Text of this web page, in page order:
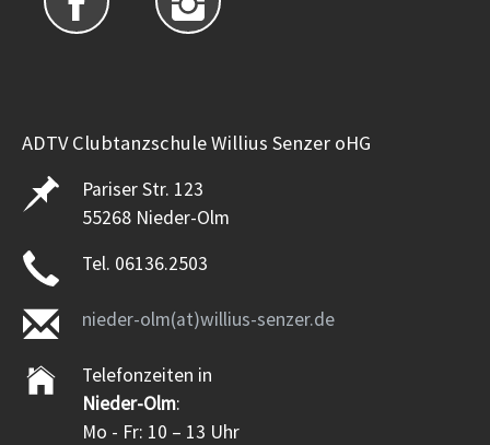
ADTV Clubtanzschule Willius Senzer oHG
Pariser Str. 123
55268 Nieder-Olm
Tel. 06136.2503
nieder-olm(at)willius-senzer.de
Telefonzeiten in
Nieder-Olm:
Mo - Fr: 10 – 13 Uhr